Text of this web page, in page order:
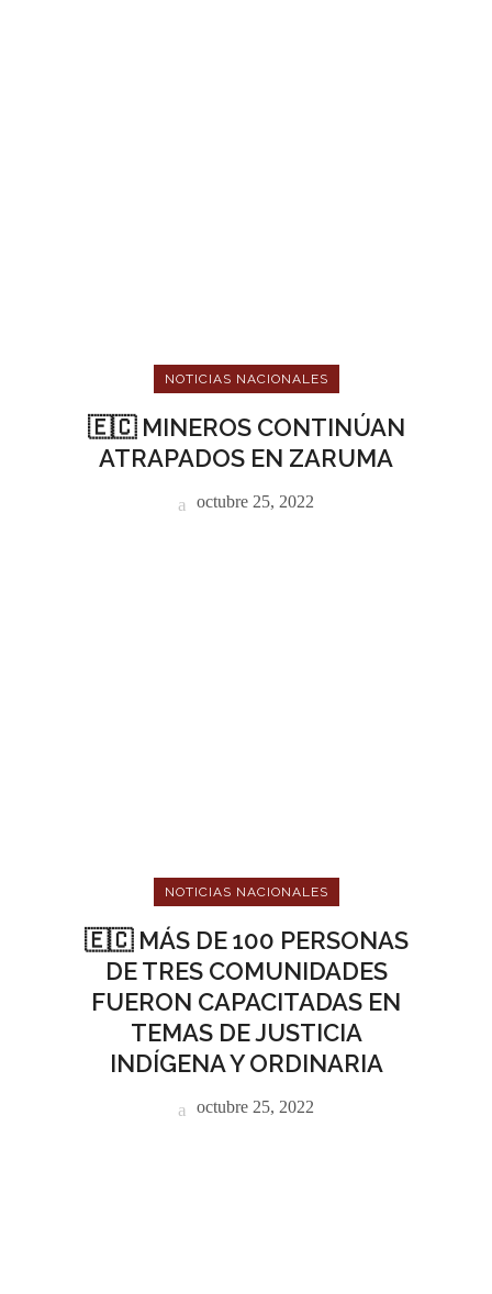
NOTICIAS NACIONALES
🇪🇨 MINEROS CONTINÚAN
ATRAPADOS EN ZARUMA
octubre 25, 2022
NOTICIAS NACIONALES
🇪🇨 MÁS DE 100 PERSONAS
DE TRES COMUNIDADES
FUERON CAPACITADAS EN
TEMAS DE JUSTICIA
INDÍGENA Y ORDINARIA
octubre 25, 2022